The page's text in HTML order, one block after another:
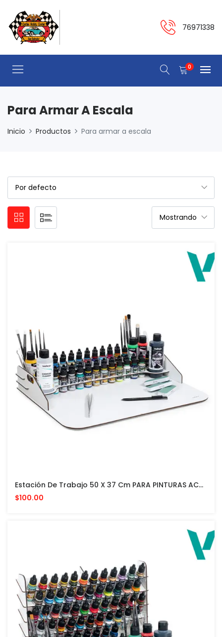
76971338
0
Para Armar A Escala
Inicio Productos Para armar a escala
Estación De Trabajo 50 X 37 Cm PARA PINTURAS ACRILICAS VALLEJO Y ACCESORIOS
$100.00